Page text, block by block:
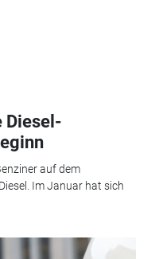
Diesel-
auf dem
Im Januar hat sich